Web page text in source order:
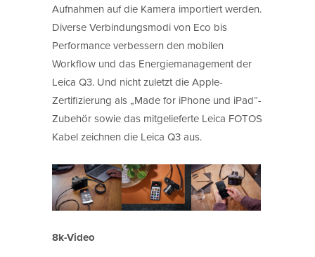
Aufnahmen auf die Kamera importiert werden.
Diverse Verbindungsmodi von Eco bis
Performance verbessern den mobilen
Workflow und das Energiemanagement der
Leica Q3. Und nicht zuletzt die Apple-
Zertifizierung als „Made for iPhone und iPad“-
Zubehör sowie das mitgelieferte Leica FOTOS
Kabel zeichnen die Leica Q3 aus.
8k-Video